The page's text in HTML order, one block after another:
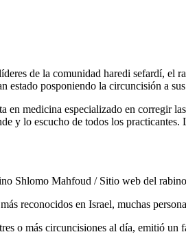
de la comunidad haredi sefardí,
estado posponiendo la circuncisión a
en medicina especializado en corregir
y lo escucho de todos los
Shlomo Mahfoud / Sitio web del
reconocidos en Israel, muchas
o más circuncisiones al día, emitió